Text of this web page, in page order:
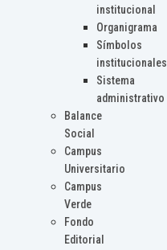
institucional
Organigrama
Símbolos
institucionales
Sistema
administrativo
Balance
Social
Campus
Universitario
Campus
Verde
Fondo
Editorial